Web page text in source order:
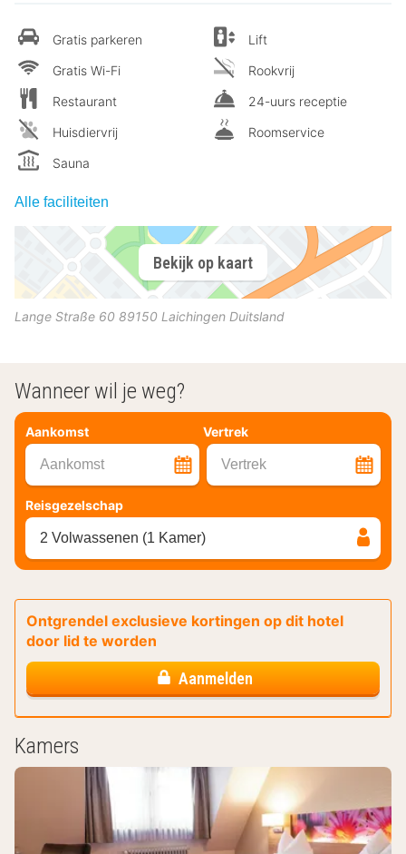
Gratis parkeren
Gratis Wi-Fi
Restaurant
Huisdiervrij
Sauna
Lift
Rookvrij
24-uurs receptie
Roomservice
Alle faciliteiten
Bekijk op kaart
Lange Straße 60 89150 Laichingen Duitsland
Wanneer wil je weg?
Aankomst Vertrek
Aankomst Vertrek
Reisgezelschap
2 Volwassenen (1 Kamer)
Ontgrendel exclusieve kortingen op dit hotel
door lid te worden
Aanmelden
Kamers